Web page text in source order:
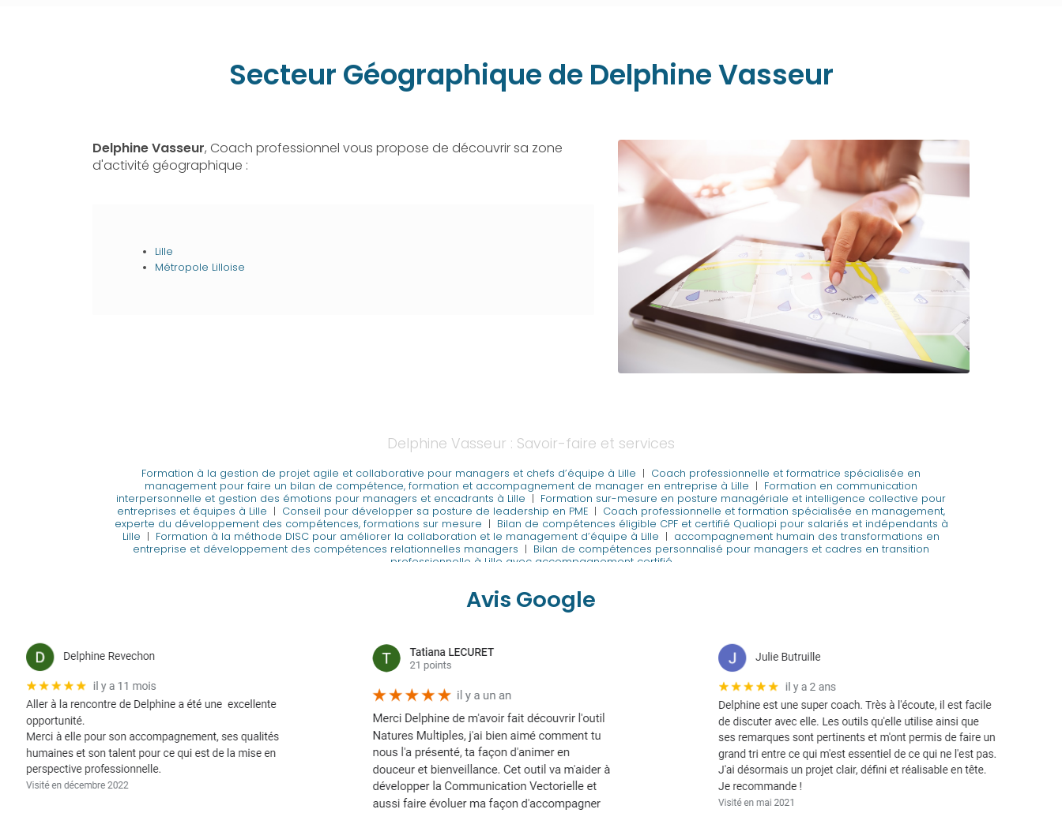
Secteur Géographique de Delphine Vasseur
Delphine Vasseur, Coach professionnel vous propose de découvrir sa zone
d'activité géographique :
Lille
Métropole Lilloise
Delphine Vasseur : Savoir-faire et services
Formation à la gestion de projet agile et collaborative pour managers et chefs d’équipe à Lille | Coach professionnelle et formatrice spécialisée en
management pour faire un bilan de compétence, formation et accompagnement de manager en entreprise à Lille | Formation en communication
interpersonnelle et gestion des émotions pour managers et encadrants à Lille | Formation sur-mesure en posture managériale et intelligence collective pour
entreprises et équipes à Lille | Conseil pour développer sa posture de leadership en PME | Coach professionnelle et formation spécialisée en management,
experte du développement des compétences, formations sur mesure | Bilan de compétences éligible CPF et certifié Qualiopi pour salariés et indépendants à
Lille | Formation à la méthode DISC pour améliorer la collaboration et le management d’équipe à Lille | accompagnement humain des transformations en
entreprise et développement des compétences relationnelles managers | Bilan de compétences personnalisé pour managers et cadres en transition
professionnelle à Lille avec accompagnement certifié
Avis Google